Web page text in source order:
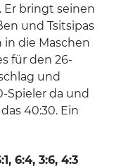
Er bringt seinen
und Tsitsipas
die Maschen
für den 26-
und
Spieler da und
40:30. Ein
6:4, 3:6, 4:3